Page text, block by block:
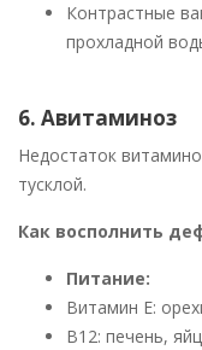
Контрастные
прохладной
6. Авитаминоз
Недостаток
тусклой.
Как восполнить
Питание:
Витамин Е:
В12: печень,